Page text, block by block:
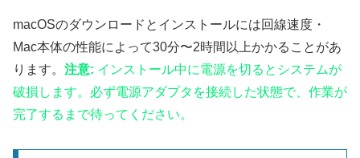
macOSのダウンロードとインストールには回線速度・
Mac本体の性能によって30分〜2時間以上かかることがあ
ります。 注意: インストール中に電源を切るとシステムが
破損します。必ず電源アダプタを接続した状態で、作業が
完了するまで待ってください。